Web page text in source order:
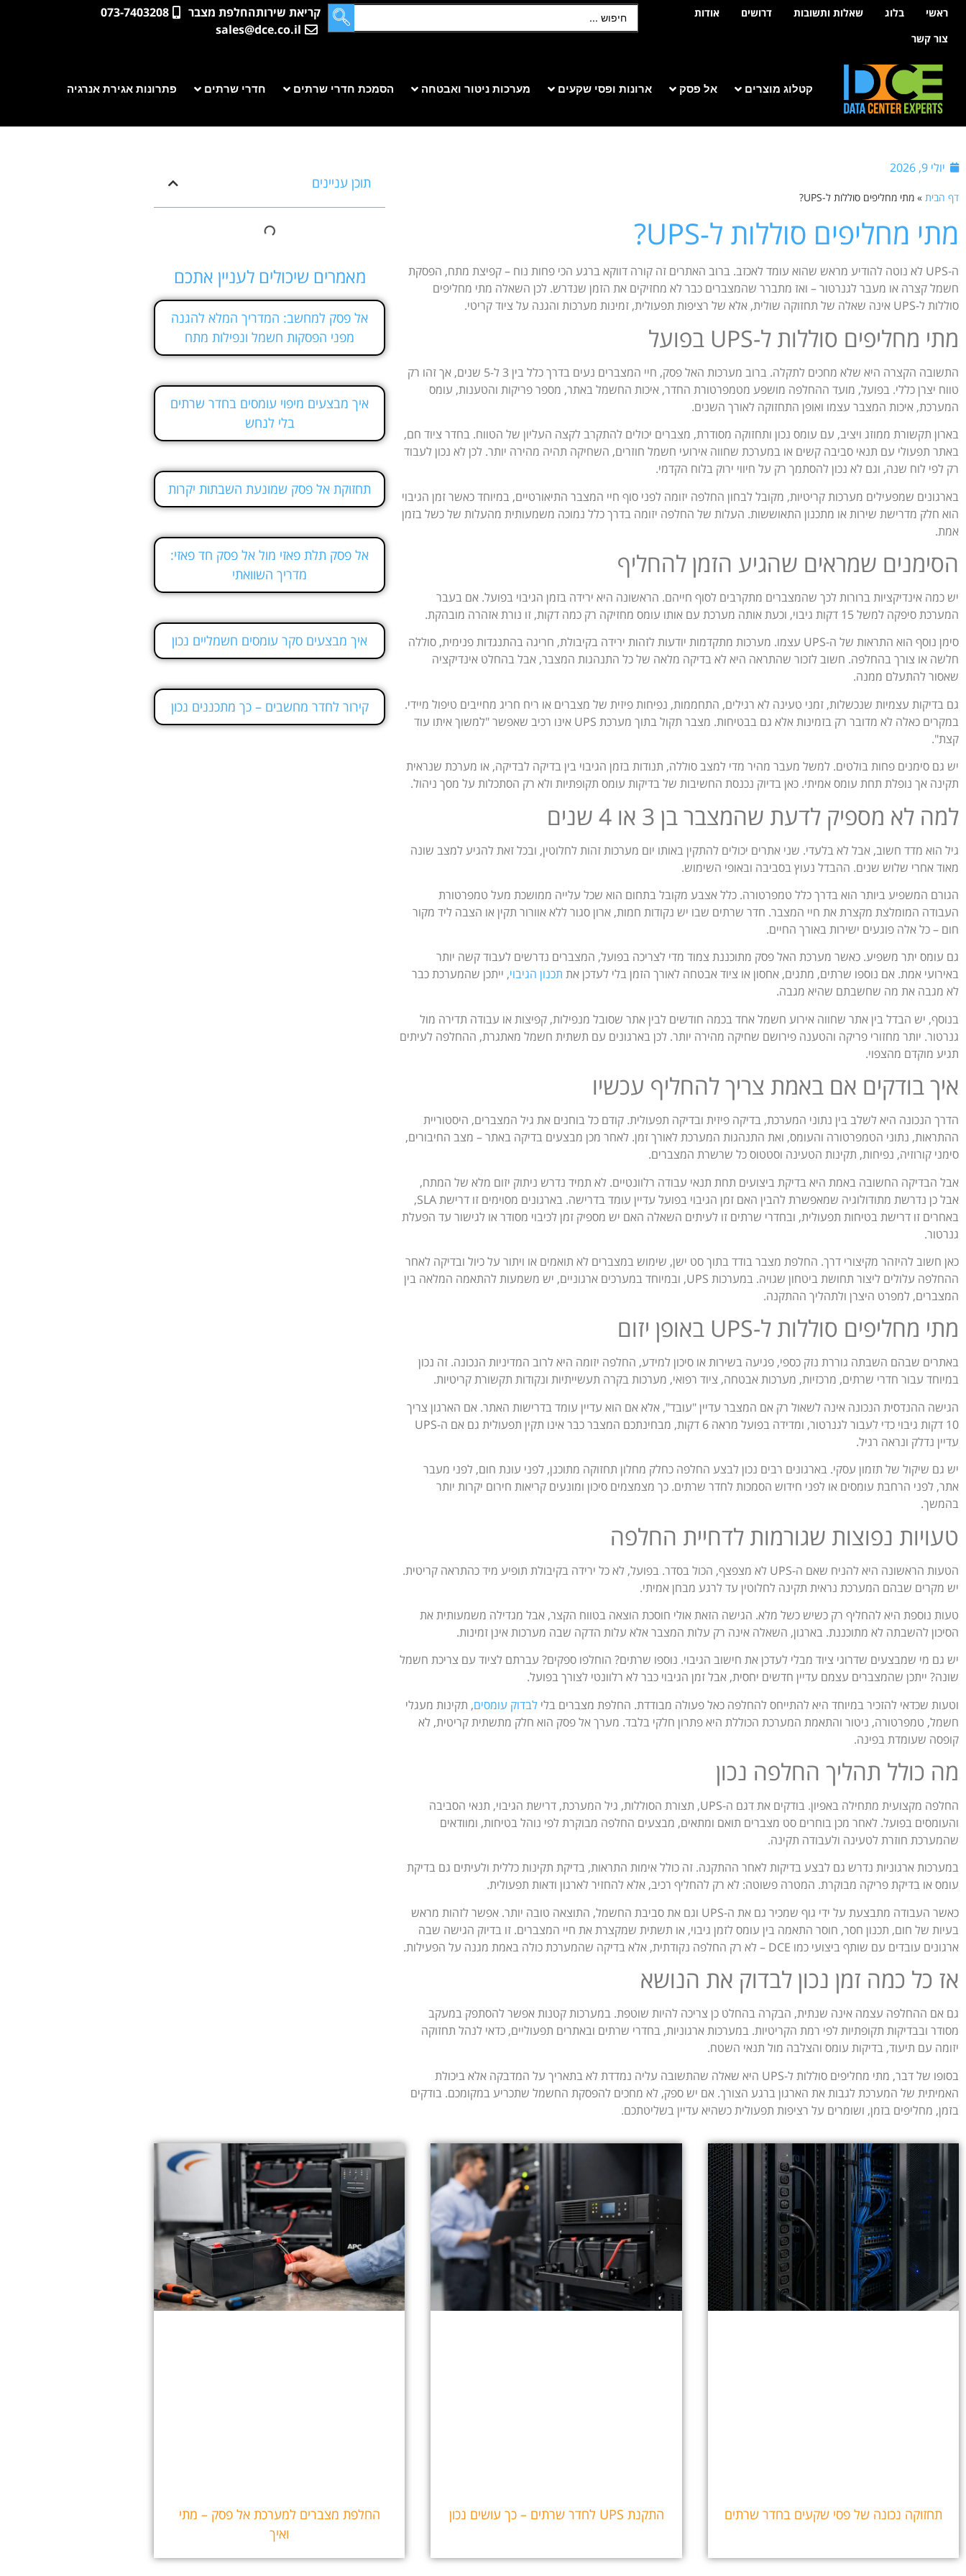
לתוכןראשי בלוג שאלות ותשובות דרושים
אודות
צור קשר
קריאת שירותהחלפת מצבר
073-7403208
sales@dce.co.il
קטלוג מוצרים אל פסק ארונות ופסי שקעים מערכות ניטור ואבטחה הסמכת חדרי שרתים חדרי שרתים פתרונות אגירת אנרגיה
יולי 9, 2026
דף הבית » מתי מחליפים סוללות ל-UPS?
מתי מחליפים סוללות ל-UPS?
ה-UPS לא נוטה להודיע מראש שהוא עומד לאכזב. ברוב האתרים זה קורה דווקא ברגע הכי פחות נוח – קפיצת מתח, הפסקת
חשמל קצרה או מעבר לגנרטור – ואז מתברר שהמצברים כבר לא מחזיקים את הזמן שנדרש. לכן השאלה מתי מחליפים
סוללות ל-UPS אינה שאלה של תחזוקה שולית, אלא של רציפות תפעולית, זמינות מערכות והגנה על ציוד קריטי.
מתי מחליפים סוללות ל-UPS בפועל
התשובה הקצרה היא שלא מחכים לתקלה. ברוב מערכות האל פסק, חיי המצברים נעים בדרך כלל בין 3 ל-5 שנים, אך זהו רק
טווח יצרן כללי. בפועל, מועד ההחלפה מושפע מטמפרטורת החדר, איכות החשמל באתר, מספר פריקות והטענות, עומס
המערכת, איכות המצבר עצמו ואופן התחזוקה לאורך השנים.
בארון תקשורת ממוזג ויציב, עם עומס נכון ותחזוקה מסודרת, מצברים יכולים להתקרב לקצה העליון של הטווח. בחדר ציוד חם,
באתר תפעולי עם תנאי סביבה קשים או במערכת שחווה אירועי חשמל חוזרים, השחיקה תהיה מהירה יותר. לכן לא נכון לעבוד
רק לפי לוח שנה, וגם לא נכון להסתמך רק על חיווי ירוק בלוח הקדמי.
בארגונים שמפעילים מערכות קריטיות, מקובל לבחון החלפה יזומה לפני סוף חיי המצבר התיאורטיים, במיוחד כאשר זמן הגיבוי
הוא חלק מדרישת שירות או מתכנון התאוששות. העלות של החלפה יזומה בדרך כלל נמוכה משמעותית מהעלות של כשל בזמן
אמת.
הסימנים שמראים שהגיע הזמן להחליף
יש כמה אינדיקציות ברורות לכך שהמצברים מתקרבים לסוף חייהם. הראשונה היא ירידה בזמן הגיבוי בפועל. אם בעבר
המערכת סיפקה למשל 15 דקות גיבוי, וכעת אותה מערכת עם אותו עומס מחזיקה רק כמה דקות, זו נורת אזהרה מובהקת.
סימן נוסף הוא התראות של ה-UPS עצמו. מערכות מתקדמות יודעות לזהות ירידה בקיבולת, חריגה בהתנגדות פנימית, סוללה
חלשה או צורך בהחלפה. חשוב לזכור שהתראה היא לא בדיקה מלאה של כל התנהגות המצבר, אבל בהחלט אינדיקציה
שאסור להתעלם ממנה.
גם בדיקות עצמיות שנכשלות, זמני טעינה לא רגילים, התחממות, נפיחות פיזית של מצברים או ריח חריג מחייבים טיפול מיידי.
במקרים כאלה לא מדובר רק בזמינות אלא גם בבטיחות. מצבר תקול בתוך מערכת UPS אינו רכיב שאפשר "למשוך איתו עוד
קצת".
יש גם סימנים פחות בולטים. למשל מעבר מהיר מדי למצב סוללה, תנודות בזמן הגיבוי בין בדיקה לבדיקה, או מערכת שנראית
תקינה אך נופלת תחת עומס אמיתי. כאן בדיוק נכנסת החשיבות של בדיקות עומס תקופתיות ולא רק הסתכלות על מסך ניהול.
למה לא מספיק לדעת שהמצבר בן 3 או 4 שנים
גיל הוא מדד חשוב, אבל לא בלעדי. שני אתרים יכולים להתקין באותו יום מערכות זהות לחלוטין, ובכל זאת להגיע למצב שונה
מאוד אחרי שלוש שנים. ההבדל נעוץ בסביבה ובאופי השימוש.
הגורם המשפיע ביותר הוא בדרך כלל טמפרטורה. כלל אצבע מקובל בתחום הוא שכל עלייה ממושכת מעל טמפרטורת
העבודה המומלצת מקצרת את חיי המצבר. חדר שרתים שבו יש נקודות חמות, ארון סגור ללא אוורור תקין או הצבה ליד מקור
חום – כל אלה פוגעים ישירות באורך החיים.
גם עומס יתר משפיע. כאשר מערכת האל פסק מתוכננת צמוד מדי לצריכה בפועל, המצברים נדרשים לעבוד קשה יותר
באירועי אמת. אם נוספו שרתים, מתגים, אחסון או ציוד אבטחה לאורך הזמן בלי לעדכן את תכנון הגיבוי, ייתכן שהמערכת כבר
לא מגבה את מה שחשבתם שהיא מגבה.
בנוסף, יש הבדל בין אתר שחווה אירוע חשמל אחד בכמה חודשים לבין אתר שסובל מנפילות, קפיצות או עבודה תדירה מול
גנרטור. יותר מחזורי פריקה והטענה פירושם שחיקה מהירה יותר. לכן בארגונים עם תשתית חשמל מאתגרת, ההחלפה לעיתים
תגיע מוקדם מהצפוי.
איך בודקים אם באמת צריך להחליף עכשיו
הדרך הנכונה היא לשלב בין נתוני המערכת, בדיקה פיזית ובדיקה תפעולית. קודם כל בוחנים את גיל המצברים, היסטוריית
ההתראות, נתוני הטמפרטורה והעומס, ואת התנהגות המערכת לאורך זמן. לאחר מכן מבצעים בדיקה באתר – מצב החיבורים,
סימני קורוזיה, נפיחות, תקינות הטעינה וסטטוס כל שרשרת המצברים.
אבל הבדיקה החשובה באמת היא בדיקת ביצועים תחת תנאי עבודה רלוונטיים. לא תמיד נדרש ניתוק יזום מלא של המתח,
אבל כן נדרשת מתודולוגיה שמאפשרת להבין האם זמן הגיבוי בפועל עדיין עומד בדרישה. בארגונים מסוימים זו דרישת SLA,
באחרים זו דרישת בטיחות תפעולית, ובחדרי שרתים זו לעיתים השאלה האם יש מספיק זמן לכיבוי מסודר או לגישור עד הפעלת
גנרטור.
כאן חשוב להיזהר מקיצורי דרך. החלפת מצבר בודד בתוך סט ישן, שימוש במצברים לא תואמים או ויתור על כיול ובדיקה לאחר
ההחלפה עלולים ליצור תחושת ביטחון שגויה. במערכות UPS, ובמיוחד במערכים ארגוניים, יש משמעות להתאמה המלאה בין
המצברים, למפרט היצרן ולתהליך ההתקנה.
מתי מחליפים סוללות ל-UPS באופן יזום
באתרים שבהם השבתה גוררת נזק כספי, פגיעה בשירות או סיכון למידע, החלפה יזומה היא לרוב המדיניות הנכונה. זה נכון
במיוחד עבור חדרי שרתים, מרכזיות, מערכות אבטחה, ציוד רפואי, מערכות בקרה תעשייתיות ונקודות תקשורת קריטיות.
הגישה ההנדסית הנכונה אינה לשאול רק אם המצבר עדיין "עובד", אלא אם הוא עדיין עומד בדרישות האתר. אם הארגון צריך
10 דקות גיבוי כדי לעבור לגנרטור, ומדידה בפועל מראה 6 דקות, מבחינתכם המצבר כבר אינו תקין תפעולית גם אם ה-UPS
עדיין נדלק ונראה רגיל.
יש גם שיקול של תזמון עסקי. בארגונים רבים נכון לבצע החלפה כחלק מחלון תחזוקה מתוכנן, לפני עונת חום, לפני מעבר
אתר, לפני הרחבת עומסים או לפני חידוש הסמכות לחדר שרתים. כך מצמצמים סיכון ומונעים קריאות חירום יקרות יותר
בהמשך.
טעויות נפוצות שגורמות לדחיית החלפה
הטעות הראשונה היא להניח שאם ה-UPS לא מצפצף, הכול בסדר. בפועל, לא כל ירידה בקיבולת תופיע מיד כהתראה קריטית.
יש מקרים שבהם המערכת נראית תקינה לחלוטין עד לרגע מבחן אמיתי.
טעות נוספת היא להחליף רק כשיש כשל מלא. הגישה הזאת אולי חוסכת הוצאה בטווח הקצר, אבל מגדילה משמעותית את
הסיכון להשבתה לא מתוכננת. בארגון, השאלה אינה רק עלות המצבר אלא עלות הדקה שבה מערכות אינן זמינות.
יש גם מי שמבצעים שדרוגי ציוד מבלי לעדכן את חישוב הגיבוי. נוספו שרתים? הוחלפו ספקים? עברתם לציוד עם צריכת חשמל
שונה? ייתכן שהמצברים עצמם עדיין חדשים יחסית, אבל זמן הגיבוי כבר לא רלוונטי לצורך בפועל.
וטעות שכדאי להזכיר במיוחד היא להתייחס להחלפה כאל פעולה מבודדת. החלפת מצברים בלי לבדוק עומסים, תקינות מעגלי
חשמל, טמפרטורה, ניטור והתאמת המערכת הכוללת היא פתרון חלקי בלבד. מערך אל פסק הוא חלק מתשתית קריטית, לא
קופסה שעומדת בפינה.
מה כולל תהליך החלפה נכון
החלפה מקצועית מתחילה באפיון. בודקים את דגם ה-UPS, תצורת הסוללות, גיל המערכת, דרישת הגיבוי, תנאי הסביבה
והעומסים בפועל. לאחר מכן בוחרים סט מצברים תואם ומתאים, מבצעים החלפה מבוקרת לפי נוהל בטיחות, ומוודאים
שהמערכת חוזרת לטעינה ולעבודה תקינה.
במערכות ארגוניות נדרש גם לבצע בדיקות לאחר ההתקנה. זה כולל אימות התראות, בדיקת תקינות כללית ולעיתים גם בדיקת
עומס או בדיקת פריקה מבוקרת. המטרה פשוטה: לא רק להחליף רכיב, אלא להחזיר לארגון ודאות תפעולית.
כאשר העבודה מתבצעת על ידי גוף שמכיר גם את ה-UPS וגם את סביבת החשמל, התוצאה טובה יותר. אפשר לזהות מראש
בעיות של חום, תכנון חסר, חוסר התאמה בין עומס לזמן גיבוי, או תשתית שמקצרת את חיי המצברים. זו בדיוק הגישה שבה
ארגונים עובדים עם שותף ביצועי כמו DCE – לא רק החלפה נקודתית, אלא בדיקה שהמערכת כולה באמת מגנה על הפעילות.
אז כל כמה זמן נכון לבדוק את הנושא
גם אם ההחלפה עצמה אינה שנתית, הבקרה בהחלט כן צריכה להיות שוטפת. במערכות קטנות אפשר להסתפק במעקב
מסודר ובבדיקות תקופתיות לפי רמת הקריטיות. במערכות ארגוניות, בחדרי שרתים ובאתרים תפעוליים, כדאי לנהל תחזוקה
יזומה עם תיעוד, בדיקות עומס והצלבה מול תנאי השטח.
בסופו של דבר, מתי מחליפים סוללות ל-UPS היא שאלה שהתשובה עליה נמדדת לא בתאריך על המדבקה אלא ביכולת
האמיתית של המערכת לגבות את הארגון ברגע הצורך. אם יש ספק, לא מחכים להפסקת החשמל שתכריע במקומכם. בודקים
בזמן, מחליפים בזמן, ושומרים על רציפות תפעולית כשהיא עדיין בשליטתכם.
תוכן עניינים
מאמרים שיכולים לעניין אתכם
אל פסק למחשב: המדריך המלא להגנה
מפני הפסקות חשמל ונפילות מתח
איך מבצעים מיפוי עומסים בחדר שרתים
בלי לנחש
תחזוקת אל פסק שמונעת השבתות יקרות
אל פסק תלת פאזי מול אל פסק חד פאזי:
מדריך השוואתי
איך מבצעים סקר עומסים חשמליים נכון
קירור לחדר מחשבים – כך מתכננים נכון
תחזוקה נכונה של פסי שקעים בחדר שרתים התקנת UPS לחדר שרתים – כך עושים נכון
החלפת מצברים למערכת אל פסק – מתי
ואיך